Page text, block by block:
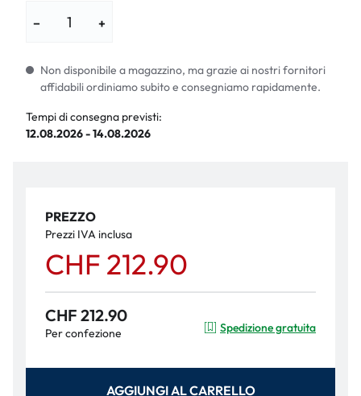
− +
Non disponibile a magazzino, ma grazie ai nostri fornitori
affidabili ordiniamo subito e consegniamo rapidamente.
Tempi di consegna previsti:
12.08.2026 - 14.08.2026
PREZZO
Prezzi IVA inclusa
CHF 212.90
CHF 212.90
Per confezione Spedizione gratuita
AGGIUNGI AL CARRELLO